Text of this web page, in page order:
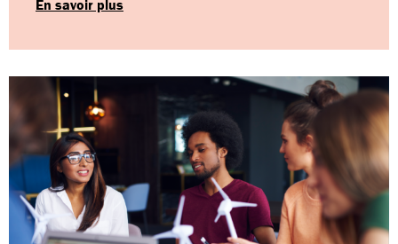
En savoir plus